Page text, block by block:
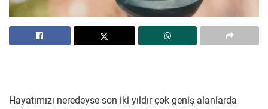
Hayatımızı neredeyse son iki yıldır çok geniş alanlarda